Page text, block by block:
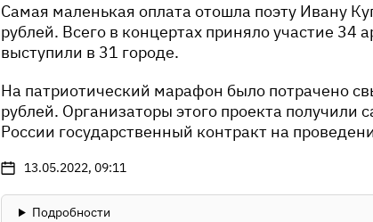
Самая маленькая оплата отошла поэту Ивану
рублей. Всего в концертах приняло участие 34
выступили в 31 городе.
На патриотический марафон было потрачено
рублей. Организаторы этого проекта получили
России государственный контракт на
13.05.2022, 09:11
Подробности